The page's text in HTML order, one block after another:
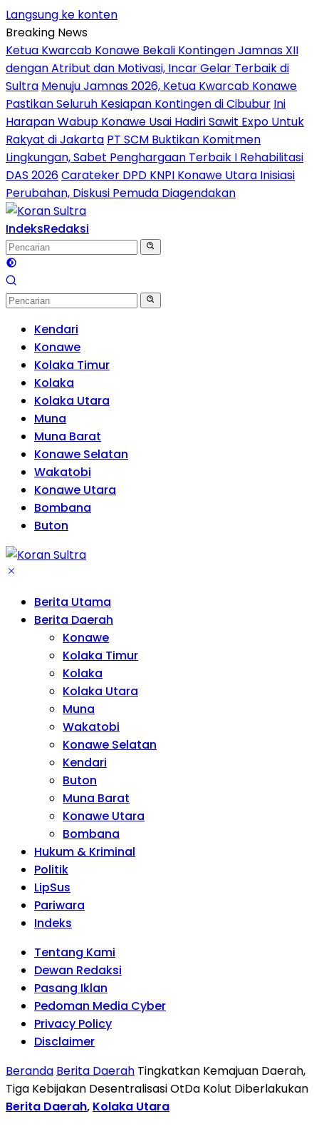
Langsung ke konten
Breaking News
Ketua Kwarcab Konawe Bekali Kontingen Jamnas XII
dengan Atribut dan Motivasi, Incar Gelar Terbaik di
Sultra Menuju Jamnas 2026, Ketua Kwarcab Konawe
Pastikan Seluruh Kesiapan Kontingen di Cibubur Ini
Harapan Wabup Konawe Usai Hadiri Sawit Expo Untuk
Rakyat di Jakarta PT SCM Buktikan Komitmen
Lingkungan, Sabet Penghargaan Terbaik I Rehabilitasi
DAS 2026Carateker DPD KNPI Konawe Utara Inisiasi
Perubahan, Diskusi Pemuda Diagendakan
IndeksRedaksi
Kendari
Konawe
Kolaka Timur
Kolaka
Kolaka Utara
Muna
Muna Barat
Konawe Selatan
Wakatobi
Konawe Utara
Bombana
Buton
Berita Utama
Berita Daerah
Konawe
Kolaka Timur
Kolaka
Kolaka Utara
Muna
Wakatobi
Konawe Selatan
Kendari
Buton
Muna Barat
Konawe Utara
Bombana
Hukum & Kriminal
Politik
LipSus
Pariwara
Indeks
Tentang Kami
Dewan Redaksi
Pasang Iklan
Pedoman Media Cyber
Privacy Policy
Disclaimer
Beranda Berita Daerah Tingkatkan Kemajuan Daerah,
Tiga Kebijakan Desentralisasi OtDa Kolut Diberlakukan
Berita Daerah, Kolaka Utara